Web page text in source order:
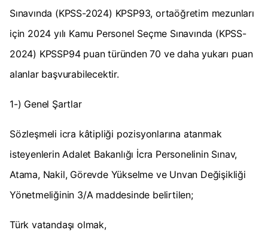
Sınavında (KPSS-2024) KPSP93, ortaöğretim mezunları
için 2024 yılı Kamu Personel Seçme Sınavında (KPSS-
2024) KPSSP94 puan türünden 70 ve daha yukarı puan
alanlar başvurabilecektir.
1-) Genel Şartlar
Sözleşmeli icra kâtipliği pozisyonlarına atanmak
isteyenlerin Adalet Bakanlığı İcra Personelinin Sınav,
Atama, Nakil, Görevde Yükselme ve Unvan Değişikliği
Yönetmeliğinin 3/A maddesinde belirtilen;
Türk vatandaşı olmak,